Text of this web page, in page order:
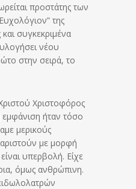
προστάτης των
της
συγκεκριμένα
νέου
στην σειρά, το
Χριστοφόρος
εμφάνιση ήταν τόσο
μερικούς
με μορφή
υπερβολή. Είχε
όμως ανθρώπινη.